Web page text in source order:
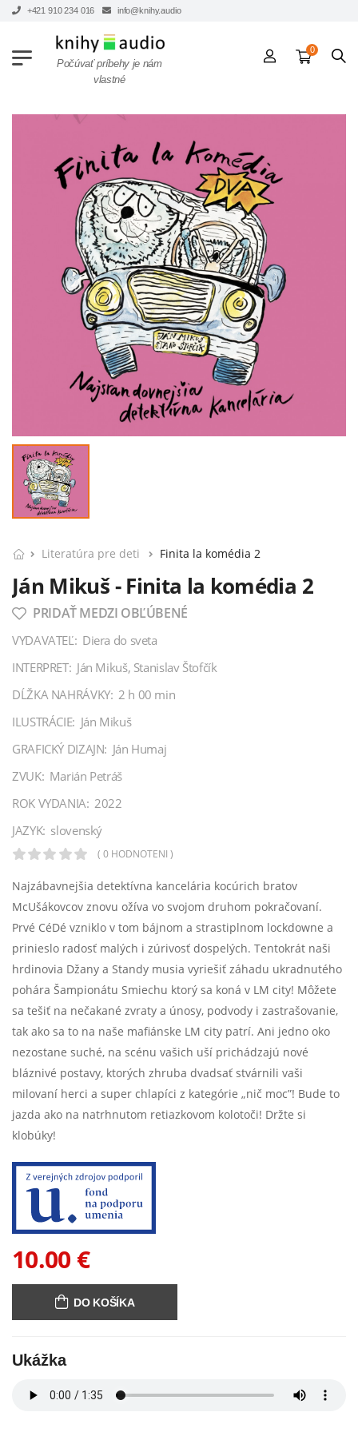
+421 910 234 016 info@knihy.audio
Počúvať príbehy je nám
vlastné
0
Literatúra pre deti Finita la komédia 2
Ján Mikuš - Finita la komédia 2
PRIDAŤ MEDZI OBĽÚBENÉ
VYDAVATEĽ: Diera do sveta
INTERPRET: Ján Mikuš, Stanislav Štofčík
DĹŽKA NAHRÁVKY: 2 h 00 min
ILUSTRÁCIE: Ján Mikuš
GRAFICKÝ DIZAJN: Ján Humaj
ZVUK: Marián Petráš
ROK VYDANIA: 2022
JAZYK: slovenský
( 0 HODNOTENÍ )
Najzábavnejšia detektívna kancelária kocúrich bratov
McUšákovcov znovu ožíva vo svojom druhom pokračovaní.
Prvé CéDé vzniklo v tom bájnom a strastiplnom lockdowne a
prinieslo radosť malých i zúrivosť dospelých. Tentokrát naši
hrdinovia Džany a Standy musia vyriešiť záhadu ukradnutého
pohára Šampionátu Smiechu ktorý sa koná v LM city! Môžete
sa tešiť na nečakané zvraty a únosy, podvody i zastrašovanie,
tak ako sa to na naše mafiánske LM city patrí. Ani jedno oko
nezostane suché, na scénu vašich uší prichádzajú nové
bláznivé postavy, ktorých zhruba dvadsať stvárnili vaši
milovaní herci a super chlapíci z kategórie „nič moc”! Bude to
jazda ako na natrhnutom retiazkovom kolotoči! Držte si
klobúky!
10.00 €
DO KOŠÍKA
Ukážka